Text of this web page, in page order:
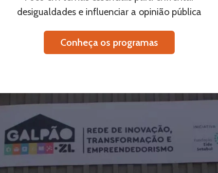
desigualdades e influenciar a opinião pública
Conheça os programas